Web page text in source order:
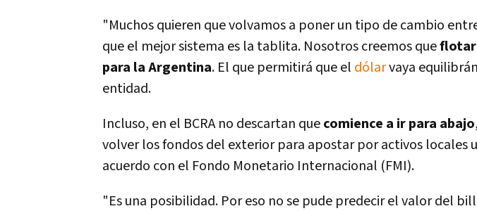
"Muchos quieren que volvamos a poner un tipo de cambio
que el mejor sistema es la tablita. Nosotros creemos queflotar
para la Argentina. El que permitirá que el dólarvaya
entidad.
Incluso, en el BCRA no descartan quecomience a ir para abajo
volver los fondos del exterior para apostar por activos locales
acuerdo con el Fondo Monetario Internacional (FMI).
"Es una posibilidad. Por eso no se pude predecir el valor del